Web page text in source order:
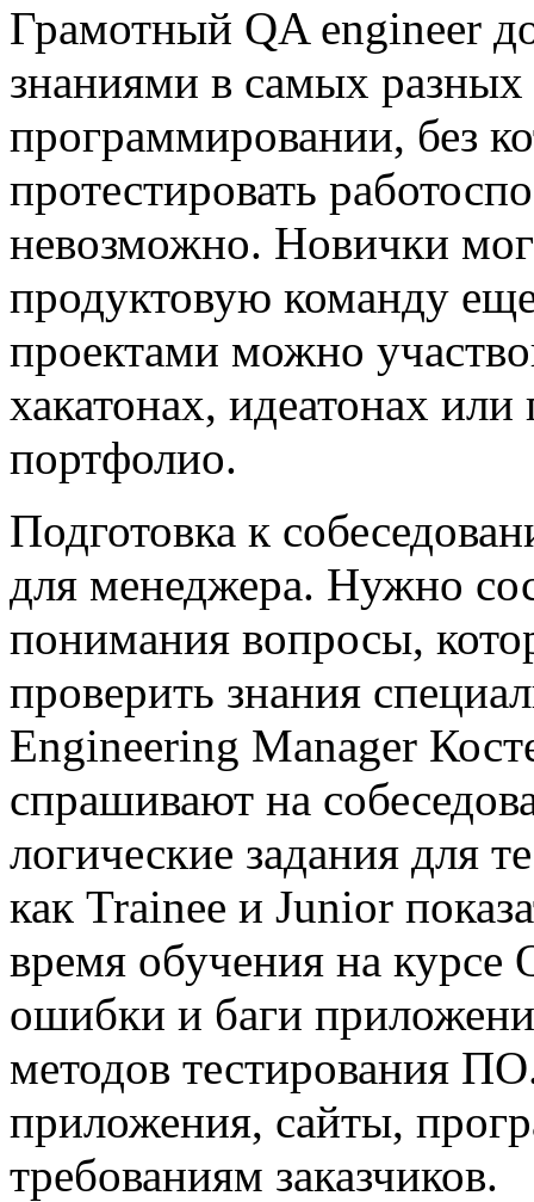
Грамотный QA engineer
знаниями в самых разных
программировании, без
протестировать
невозможно. Новички
продуктовую команду
проектами можно
хакатонах, идеатонах или
портфолио.
Подготовка к
для менеджера. Нужно
понимания вопросы,
проверить знания
Engineering Manager
спрашивают на
логические задания для
как Trainee и Junior
время обучения на курсе
ошибки и баги
методов тестирования
приложения, сайты,
требованиям заказчиков.